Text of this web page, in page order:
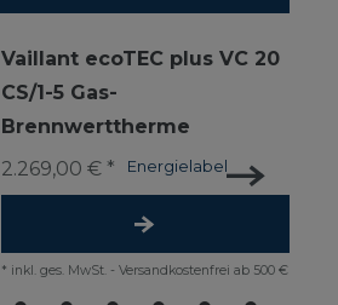
Vaillant ecoTEC plus VC 20
CS/1-5 Gas-
Brennwerttherme
Energielabel
2.269,00 € *
* inkl. ges. MwSt. - Versandkostenfrei ab 500 €